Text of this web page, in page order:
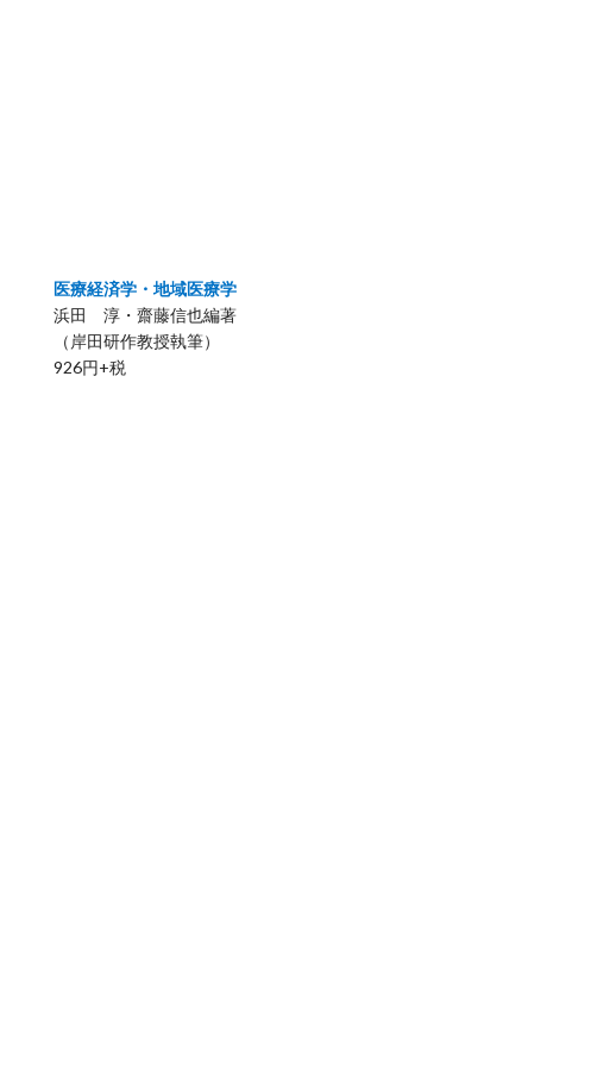
医療経済学・地域医療学
浜田 淳・齋藤信也編著
（岸田研作教授執筆）
926円+税